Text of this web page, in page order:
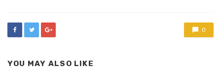
0
YOU MAY ALSO LIKE